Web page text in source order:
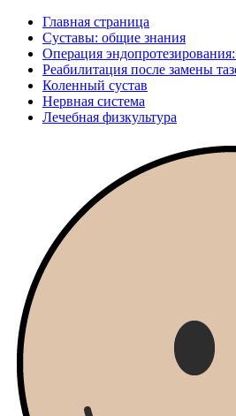
Главная страница
Суставы: общие знания
Операция
Реабилитация после замены
Коленный сустав
Нервная система
Лечебная физкультура